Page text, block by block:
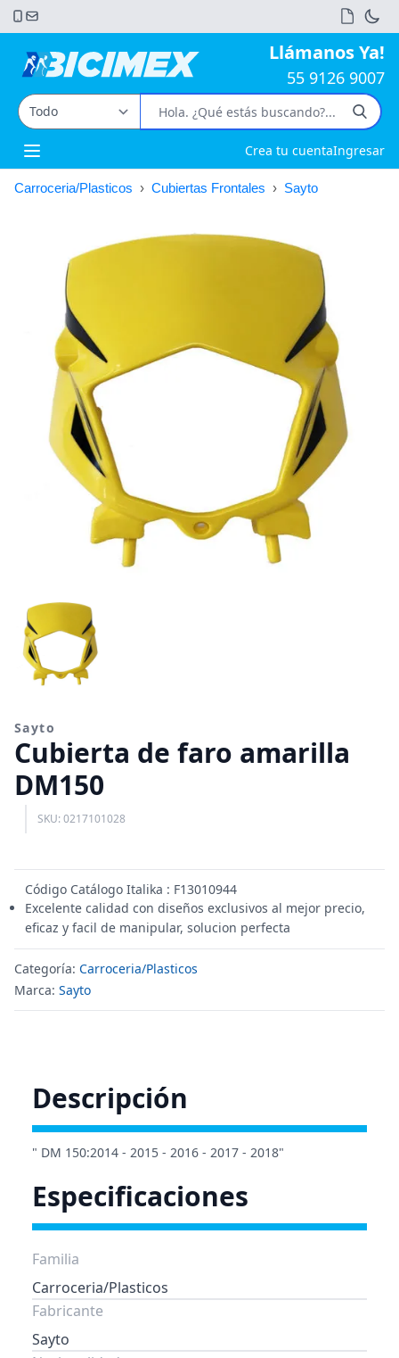
Llámanos Ya!
55 9126 9007
Open main menu Crea tu cuentaIngresar
Carroceria/Plasticos › Cubiertas Frontales › Sayto
Sayto
Cubierta de faro amarilla
DM150
SKU: 0217101028
Código Catálogo Italika : F13010944
Excelente calidad con diseños exclusivos al mejor precio,
eficaz y facil de manipular, solucion perfecta
Categoría: Carroceria/Plasticos
Marca: Sayto
Descripción
" DM 150:2014 - 2015 - 2016 - 2017 - 2018"
Especificaciones
Familia
Carroceria/Plasticos
Fabricante
Sayto